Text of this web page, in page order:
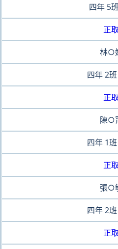
四年 5班
正取
林○
四年 2班
正取
陳○
四年 1班
正取
張○
四年 2班
正取